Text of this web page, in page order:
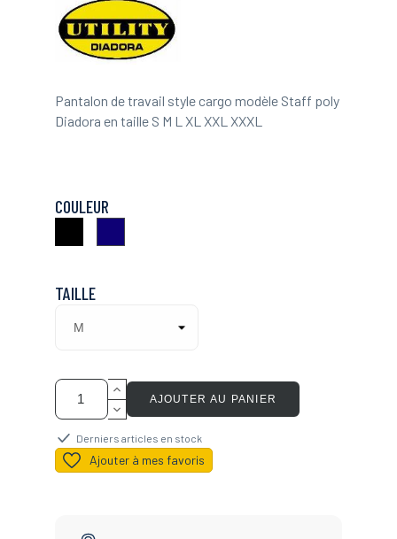
Pantalon de travail style cargo modèle Staff poly
Diadora en taille S M L XL XXL XXXL
COULEUR
TAILLE
AJOUTER AU PANIER
Derniers articles en stock
Ajouter à mes favoris